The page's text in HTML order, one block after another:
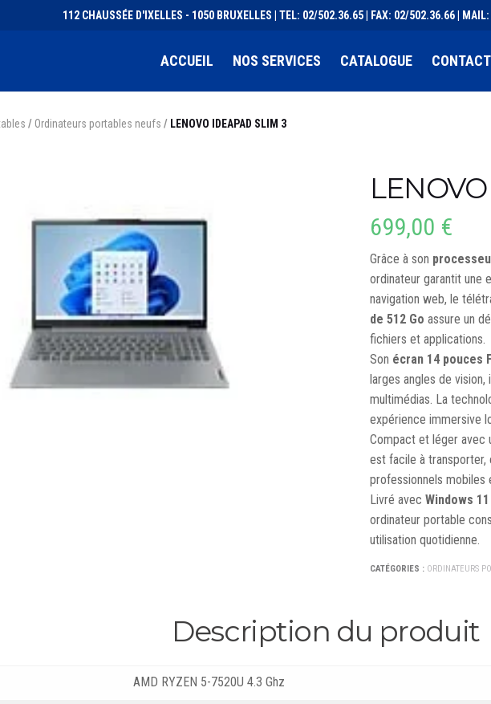
112 CHAUSSÉE D'IXELLES - 1050 BRUXELLES | TEL: 02/502.36.65 | FAX: 02/502.36.66 |
ACCUEIL NOS SERVICES CATALOGUE CONTACT
/ Ordinateurs portables neufs / LENOVO IDEAPAD SLIM 3
699,00 €
Grâce à son
ordinateur garantit une
navigation web, le
de 512 Go assure un
fichiers et applications.
Son écran 14 pouces
larges angles de
multimédias. La
expérience immersive
Compact et léger avec
est facile à transporter,
professionnels mobiles
Livré avec Windows
ordinateur portable
utilisation quotidienne.
CATÉGORIES : ORDINATEURS
Description du produit
AMD RYZEN 5-7520U 4.3 Ghz